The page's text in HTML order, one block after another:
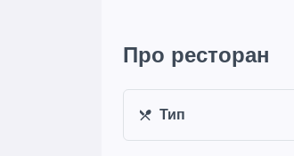
Про ресторан
Тип